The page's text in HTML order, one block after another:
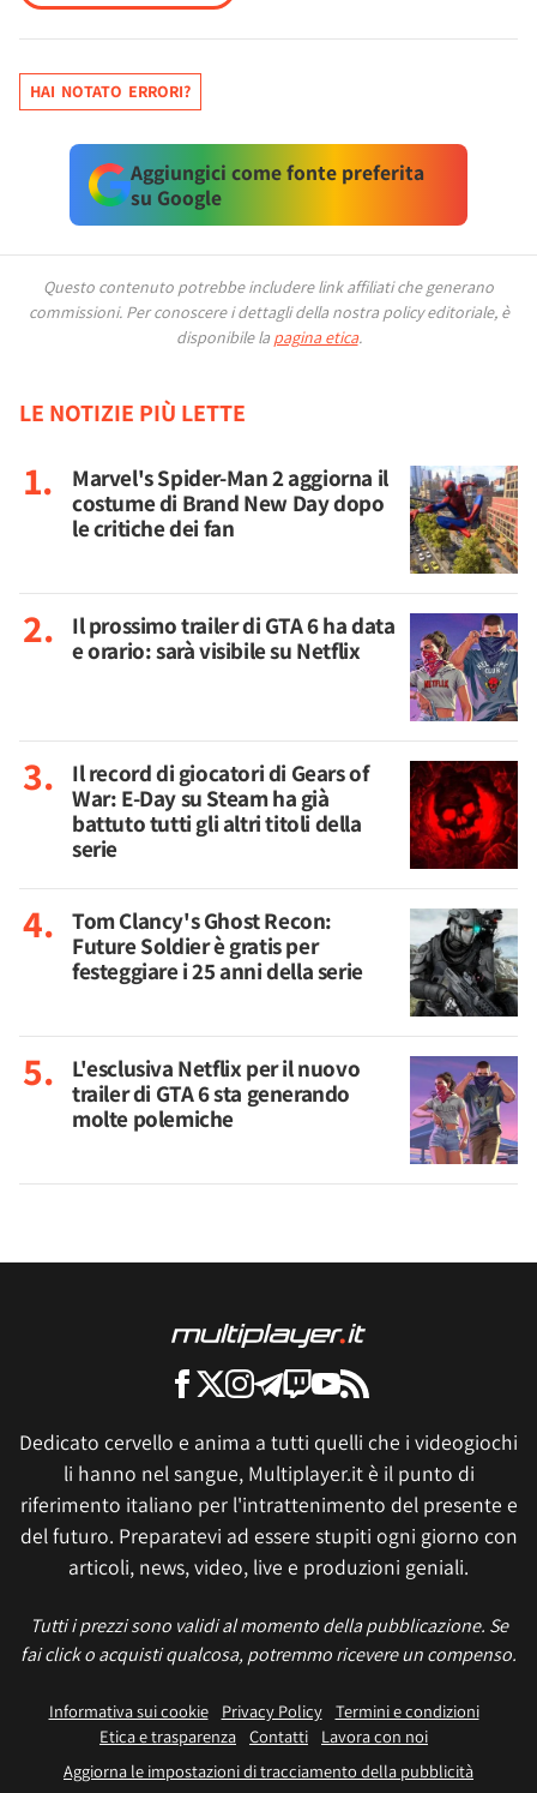
HAI NOTATO ERRORI?
Aggiungici come fonte preferita
su Google
Questo contenuto potrebbe includere link affiliati che generano
commissioni. Per conoscere i dettagli della nostra policy editoriale, è
disponibile la pagina etica.
LE NOTIZIE PIÙ LETTE
Marvel's Spider-Man 2 aggiorna il
costume di Brand New Day dopo
le critiche dei fan
Il prossimo trailer di GTA 6 ha data
e orario: sarà visibile su Netflix
Il record di giocatori di Gears of
War: E-Day su Steam ha già
battuto tutti gli altri titoli della
serie
Tom Clancy's Ghost Recon:
Future Soldier è gratis per
festeggiare i 25 anni della serie
L'esclusiva Netflix per il nuovo
trailer di GTA 6 sta generando
molte polemiche
Dedicato cervello e anima a tutti quelli che i videogiochi
li hanno nel sangue, Multiplayer.it è il punto di
riferimento italiano per l'intrattenimento del presente e
del futuro. Preparatevi ad essere stupiti ogni giorno con
articoli, news, video, live e produzioni geniali.
Tutti i prezzi sono validi al momento della pubblicazione. Se
fai click o acquisti qualcosa, potremmo ricevere un compenso.
Informativa sui cookie Privacy Policy
Termini e condizioni
Etica e trasparenza Contatti
Lavora con noi
Aggiorna le impostazioni di tracciamento della pubblicità